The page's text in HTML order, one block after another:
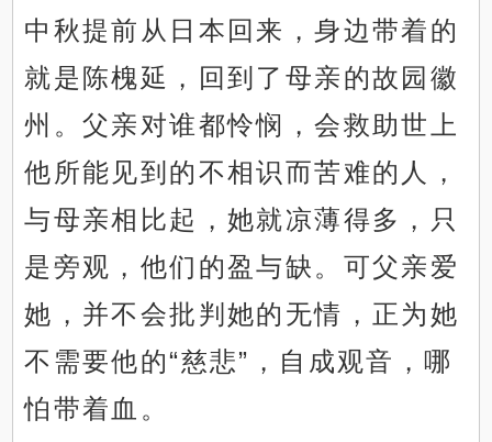
中秋提前从日本回来，身边带着的
就是陈槐延，回到了母亲的故园徽
州。父亲对谁都怜悯，会救助世上
他所能见到的不相识而苦难的人，
与母亲相比起，她就凉薄得多，只
是旁观，他们的盈与缺。可父亲爱
她，并不会批判她的无情，正为她
不需要他的“慈悲”，自成观音，哪
怕带着血。